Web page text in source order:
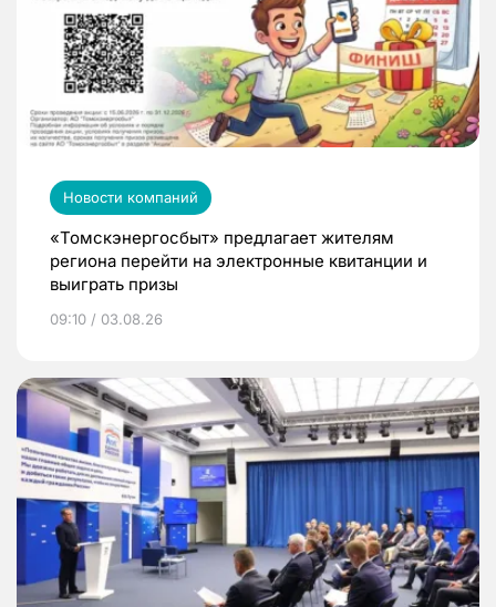
Новости компаний
«Томскэнергосбыт» предлагает жителям
региона перейти на электронные квитанции и
выиграть призы
09:10 / 03.08.26